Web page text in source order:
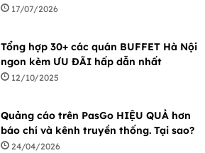
17/07/2026
Tổng hợp 30+ các quán BUFFET Hà Nội
ngon kèm ƯU ĐÃI hấp dẫn nhất
12/10/2025
Quảng cáo trên PasGo HIỆU QUẢ hơn
báo chí và kênh truyền thống. Tại sao?
24/04/2026